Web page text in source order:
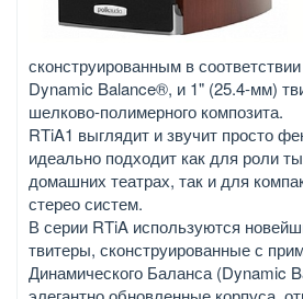
сконструированным в
Dynamic Balance®, и 1" (25.4-мм)
шелково-полимерного композита.
RTiA1 выглядит и звучит просто
идеально подходит как для роли
домашних театрах, так и для
стерео систем.
В серии RTiA используются
твитеры, сконструированные с
Динамического Баланса (Dynamic